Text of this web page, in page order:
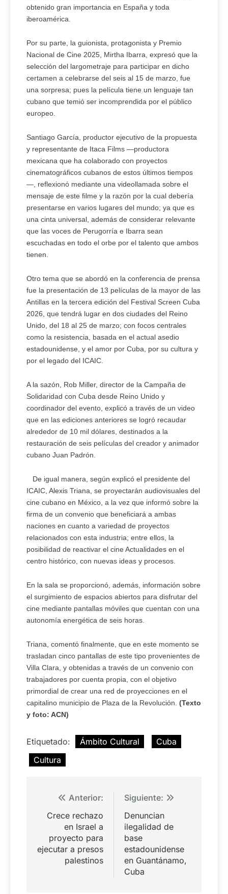
obtenido gran importancia en España y toda
iberoamérica.
Por su parte, la guionista, protagonista y Premio
Nacional de Cine 2025, Mirtha Ibarra, expresó que la
selección del largometraje para participar en dicho
certamen a celebrarse del seis al 15 de marzo, fue
una sorpresa; pues la película tiene un lenguaje tan
cubano que temió ser incomprendida por el público
europeo.
Santiago García, productor ejecutivo de la propuesta
y representante de Itaca Films —productora
mexicana que ha colaborado con proyectos
cinematográficos cubanos de estos últimos tiempos
—, reflexionó mediante una videollamada sobre el
mensaje de este filme y la razón por la cual debería
presentarse en varios lugares del mundo; ya que es
una cinta universal, además de considerar relevante
que las voces de Perugorría e Ibarra sean
escuchadas en todo el orbe por el talento que ambos
tienen.
Otro tema que se abordó en la conferencia de prensa
fue la presentación de 13 películas de la mayor de las
Antillas en la tercera edición del Festival Screen Cuba
2026, que tendrá lugar en dos ciudades del Reino
Unido, del 18 al 25 de marzo; con focos centrales
como la resistencia, basada en el actual asedio
estadounidense, y el amor por Cuba, por su cultura y
por el legado del ICAIC.
A la sazón, Rob Miller, director de la Campaña de
Solidaridad con Cuba desde Reino Unido y
coordinador del evento, explicó a través de un video
que en las ediciones anteriores se logró recaudar
alrededor de 10 mil dólares, destinados a la
restauración de seis películas del creador y animador
cubano Juan Padrón.
De igual manera, según explicó el presidente del
ICAIC, Alexis Triana, se proyectarán audiovisuales del
cine cubano en México, a la vez que informó sobre la
firma de un convenio que beneficiará a ambas
naciones en cuanto a variedad de proyectos
relacionados con esta industria; entre ellos, la
posibilidad de reactivar el cine Actualidades en el
centro histórico, con nuevas ideas y procesos.
En la sala se proporcionó, además, información sobre
el surgimiento de espacios abiertos para disfrutar del
cine mediante pantallas móviles que cuentan con una
autonomía energética de seis horas.
Triana, comentó finalmente, que en este momento se
trasladan cinco pantallas de este tipo provenientes de
Villa Clara, y obtenidas a través de un convenio con
trabajadores por cuenta propia, con el objetivo
primordial de crear una red de proyecciones en el
capitalino municipio de Plaza de la Revolución. (Texto
y foto: ACN)
Etiquetado: Ámbito Cultural
Cuba
Cultura
Navegación
de
entradas
Anterior:
Crece rechazo
en Israel a
proyecto para
ejecutar a presos
palestinos
Siguiente:
Denuncian
ilegalidad de
base
estadounidense
en Guantánamo,
Cuba